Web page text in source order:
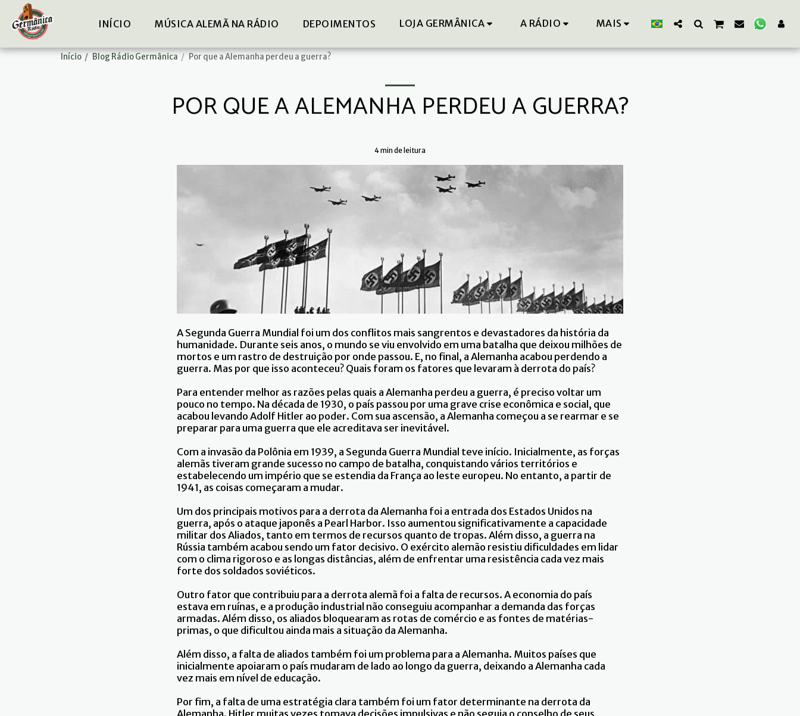
INÍCIO MÚSICA ALEMÃ NA RÁDIO DEPOIMENTOS LOJA GERMÂNICA A RÁDIO MAIS
Início Blog Rádio Germânica Por que a Alemanha perdeu a guerra?
POR QUE A ALEMANHA PERDEU A GUERRA?
4 min de leitura
A Segunda Guerra Mundial foi um dos conflitos mais sangrentos e devastadores da história da
humanidade. Durante seis anos, o mundo se viu envolvido em uma batalha que deixou milhões de
mortos e um rastro de destruição por onde passou. E, no final, a Alemanha acabou perdendo a
guerra. Mas por que isso aconteceu? Quais foram os fatores que levaram à derrota do país?
Para entender melhor as razões pelas quais a Alemanha perdeu a guerra, é preciso voltar um
pouco no tempo. Na década de 1930, o país passou por uma grave crise econômica e social, que
acabou levando Adolf Hitler ao poder. Com sua ascensão, a Alemanha começou a se rearmar e se
preparar para uma guerra que ele acreditava ser inevitável.
Com a invasão da Polônia em 1939, a Segunda Guerra Mundial teve início. Inicialmente, as forças
alemãs tiveram grande sucesso no campo de batalha, conquistando vários territórios e
estabelecendo um império que se estendia da França ao leste europeu. No entanto, a partir de
1941, as coisas começaram a mudar.
Um dos principais motivos para a derrota da Alemanha foi a entrada dos Estados Unidos na
guerra, após o ataque japonês a Pearl Harbor. Isso aumentou significativamente a capacidade
militar dos Aliados, tanto em termos de recursos quanto de tropas. Além disso, a guerra na
Rússia também acabou sendo um fator decisivo. O exército alemão resistiu dificuldades em lidar
com o clima rigoroso e as longas distâncias, além de enfrentar uma resistência cada vez mais
forte dos soldados soviéticos.
Outro fator que contribuiu para a derrota alemã foi a falta de recursos. A economia do país
estava em ruínas, e a produção industrial não conseguiu acompanhar a demanda das forças
armadas. Além disso, os aliados bloquearam as rotas de comércio e as fontes de matérias-
primas, o que dificultou ainda mais a situação da Alemanha.
Além disso, a falta de aliados também foi um problema para a Alemanha. Muitos países que
inicialmente apoiaram o país mudaram de lado ao longo da guerra, deixando a Alemanha cada
vez mais em nível de educação.
Por fim, a falta de uma estratégia clara também foi um fator determinante na derrota da